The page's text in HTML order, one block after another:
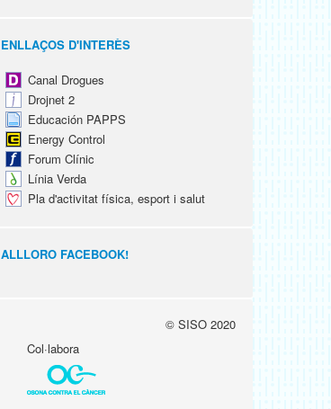
ENLLAÇOS D'INTERÈS
Canal Drogues
Drojnet 2
Educación PAPPS
Energy Control
Forum Clínic
Línia Verda
Pla d'activitat física, esport i salut
ALLLORO FACEBOOK!
© SISO 2020
Col·labora